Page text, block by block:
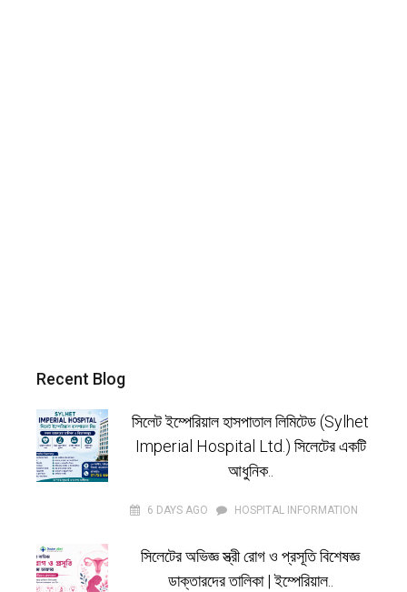
Recent Blog
সিলেট ইম্পেরিয়াল হাসপাতাল লিমিটেড (Sylhet
Imperial Hospital Ltd.) সিলেটের একটি
আধুনিক..
6 DAYS AGO HOSPITAL INFORMATION
সিলেটের অভিজ্ঞ স্ত্রী রোগ ও প্রসূতি বিশেষজ্ঞ
ডাক্তারদের তালিকা | ইম্পেরিয়াল..